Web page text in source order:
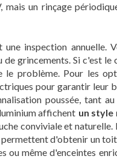
mais un rinçage
inspection annuelle.
grincements. Si c'est le
le problème. Pour les
pour garantir leur
poussée, tant
affichent un style
conviviale et naturelle.
d'obtenir un
ou même d'enceintes